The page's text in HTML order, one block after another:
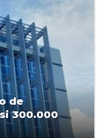
de
300.000